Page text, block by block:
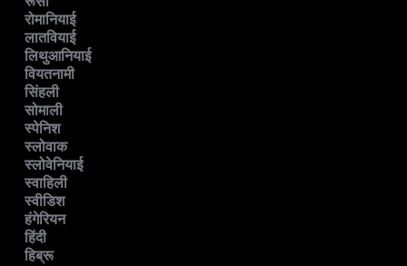
रोमानियाई
लातवियाई
लिथुआनियाई
वियतनामी
सिंहली
सोमाली
स्पेनिश
स्लोवाक
स्लोवेनियाई
स्वाहिली
स्वीडिश
हंगेरियन
हिंदी
हिब्रू